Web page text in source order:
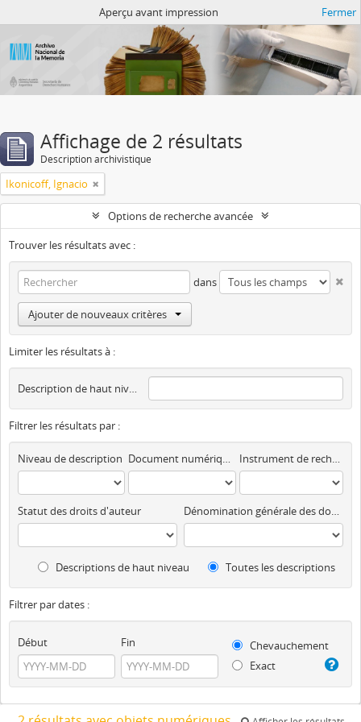
Aperçu avant impression Fermer
Affichage de 2 résultats
Description archivistique
Ikonicoff, Ignacio
Options de recherche avancée
Trouver les résultats avec :
dans
Ajouter de nouveaux critères
Limiter les résultats à :
Description de haut niveau
Filtrer les résultats par :
Niveau de description Document numérique disponible Instrument de recherche
Statut des droits d'auteur Dénomination générale des documents
Descriptions de haut niveau Toutes les descriptions
Filtrer par dates :
Début Fin
Chevauchement
Exact